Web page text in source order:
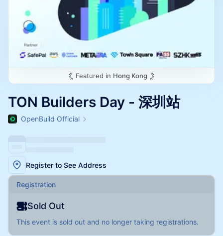
Featured in Hong Kong
TON Builders Day - 深圳站
OpenBuild Official
Register to See Address
Registration
Sold Out
This event is sold out and no longer taking registrations.